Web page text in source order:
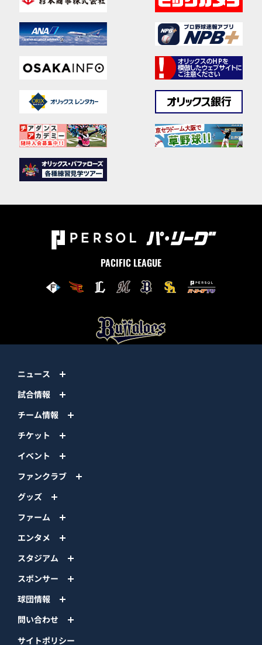
PACIFIC LEAGUE
ニュース
試合情報
チーム情報
チケット
イベント
ファンクラブ
グッズ
ファーム
エンタメ
スタジアム
スポンサー
球団情報
問い合わせ
サイトポリシー